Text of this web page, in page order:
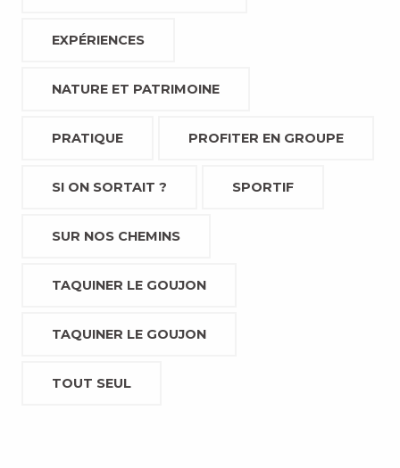
EXPÉRIENCES
NATURE ET PATRIMOINE
PRATIQUE PROFITER EN GROUPE
SI ON SORTAIT ? SPORTIF
SUR NOS CHEMINS
TAQUINER LE GOUJON
TAQUINER LE GOUJON
TOUT SEUL